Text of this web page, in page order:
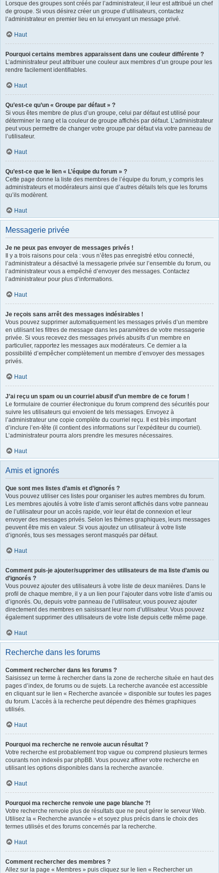
Lorsque des groupes sont créés par l’administrateur, il leur est attribué un chef
de groupe. Si vous désirez créer un groupe d’utilisateurs, contactez
l’administrateur en premier lieu en lui envoyant un message privé.
Haut
Pourquoi certains membres apparaissent dans une couleur différente ?
L’administrateur peut attribuer une couleur aux membres d’un groupe pour les
rendre facilement identifiables.
Haut
Qu’est-ce qu’un « Groupe par défaut » ?
Si vous êtes membre de plus d’un groupe, celui par défaut est utilisé pour
déterminer le rang et la couleur de groupe affichés par défaut. L’administrateur
peut vous permettre de changer votre groupe par défaut via votre panneau de
l’utilisateur.
Haut
Qu’est-ce que le lien « L’équipe du forum » ?
Cette page donne la liste des membres de l’équipe du forum, y compris les
administrateurs et modérateurs ainsi que d’autres détails tels que les forums
qu’ils modèrent.
Haut
Messagerie privée
Je ne peux pas envoyer de messages privés !
Il y a trois raisons pour cela : vous n’êtes pas enregistré et/ou connecté,
l’administrateur a désactivé la messagerie privée sur l’ensemble du forum, ou
l’administrateur vous a empêché d’envoyer des messages. Contactez
l’administrateur pour plus d’informations.
Haut
Je reçois sans arrêt des messages indésirables !
Vous pouvez supprimer automatiquement les messages privés d’un membre
en utilisant les filtres de message dans les paramètres de votre messagerie
privée. Si vous recevez des messages privés abusifs d’un membre en
particulier, rapportez les messages aux modérateurs. Ce dernier a la
possibilité d’empêcher complètement un membre d’envoyer des messages
privés.
Haut
J’ai reçu un spam ou un courriel abusif d’un membre de ce forum !
Le formulaire de courrier électronique du forum comprend des sécurités pour
suivre les utilisateurs qui envoient de tels messages. Envoyez à
l’administrateur une copie complète du courriel reçu. Il est très important
d’inclure l’en-tête (il contient des informations sur l’expéditeur du courriel).
L’administrateur pourra alors prendre les mesures nécessaires.
Haut
Amis et ignorés
Que sont mes listes d’amis et d’ignorés ?
Vous pouvez utiliser ces listes pour organiser les autres membres du forum.
Les membres ajoutés à votre liste d’amis seront affichés dans votre panneau
de l’utilisateur pour un accès rapide, voir leur état de connexion et leur
envoyer des messages privés. Selon les thèmes graphiques, leurs messages
peuvent être mis en valeur. Si vous ajoutez un utilisateur à votre liste
d’ignorés, tous ses messages seront masqués par défaut.
Haut
Comment puis-je ajouter/supprimer des utilisateurs de ma liste d’amis ou
d’ignorés ?
Vous pouvez ajouter des utilisateurs à votre liste de deux manières. Dans le
profil de chaque membre, il y a un lien pour l’ajouter dans votre liste d’amis ou
d’ignorés. Ou, depuis votre panneau de l’utilisateur, vous pouvez ajouter
directement des membres en saisissant leur nom d’utilisateur. Vous pouvez
également supprimer des utilisateurs de votre liste depuis cette même page.
Haut
Recherche dans les forums
Comment rechercher dans les forums ?
Saisissez un terme à rechercher dans la zone de recherche située en haut des
pages d’index, de forums ou de sujets. La recherche avancée est accessible
en cliquant sur le lien « Recherche avancée » disponible sur toutes les pages
du forum. L’accès à la recherche peut dépendre des thèmes graphiques
utilisés.
Haut
Pourquoi ma recherche ne renvoie aucun résultat ?
Votre recherche est probablement trop vague ou comprend plusieurs termes
courants non indexés par phpBB. Vous pouvez affiner votre recherche en
utilisant les options disponibles dans la recherche avancée.
Haut
Pourquoi ma recherche renvoie une page blanche ?!
Votre recherche renvoie plus de résultats que ne peut gérer le serveur Web.
Utilisez la « Recherche avancée » et soyez plus précis dans le choix des
termes utilisés et des forums concernés par la recherche.
Haut
Comment rechercher des membres ?
Allez sur la page « Membres » puis cliquez sur le lien « Rechercher un